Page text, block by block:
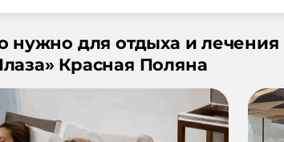
нужно для отдыха и лечения
» Красная Поляна